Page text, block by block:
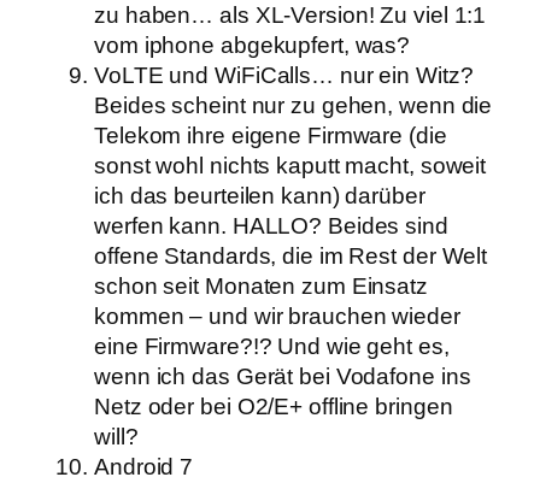
zu haben… als XL-Version! Zu viel 1:1
vom iphone abgekupfert, was?
VoLTE und WiFiCalls… nur ein Witz?
Beides scheint nur zu gehen, wenn die
Telekom ihre eigene Firmware (die
sonst wohl nichts kaputt macht, soweit
ich das beurteilen kann) darüber
werfen kann. HALLO? Beides sind
offene Standards, die im Rest der Welt
schon seit Monaten zum Einsatz
kommen – und wir brauchen wieder
eine Firmware?!? Und wie geht es,
wenn ich das Gerät bei Vodafone ins
Netz oder bei O2/E+ offline bringen
will?
Android 7